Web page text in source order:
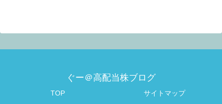
ぐー＠高配当株ブログ
TOP
サイトマップ